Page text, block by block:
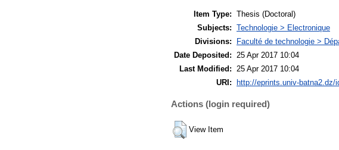
Item Type: Thesis (Doctoral)
Subjects: Technologie > Electronique
Divisions:
Faculté de technologie >
Date Deposited:
25 Apr 2017 10:04
Last Modified:
25 Apr 2017 10:04
URI:
http://eprints.univ-batna2.dz/
Actions (login required)
View Item